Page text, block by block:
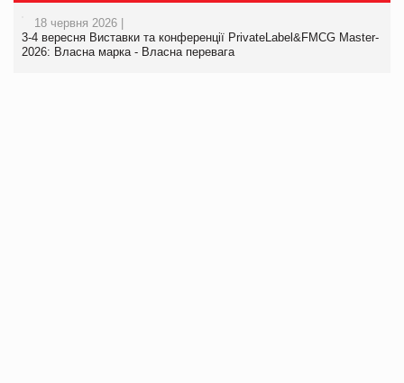
18 червня 2026 |
3-4 вересня Виставки та конференції PrivateLabel&FMCG Master-
2026: Власна марка - Власна перевага